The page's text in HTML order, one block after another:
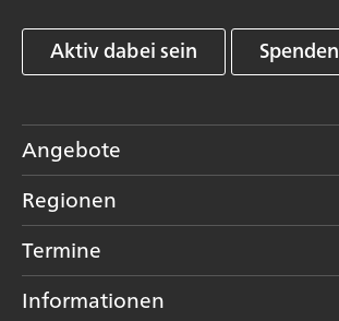
Aktiv dabei sein Spenden
Angebote
Regionen
Termine
Informationen